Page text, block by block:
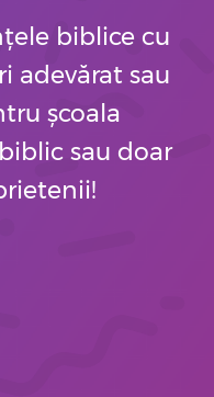
biblice cu
adevărat sau
școala
sau doar